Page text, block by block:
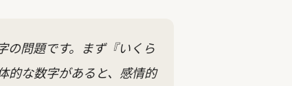
の問題です。まず『いくら
的な数字があると、感情的